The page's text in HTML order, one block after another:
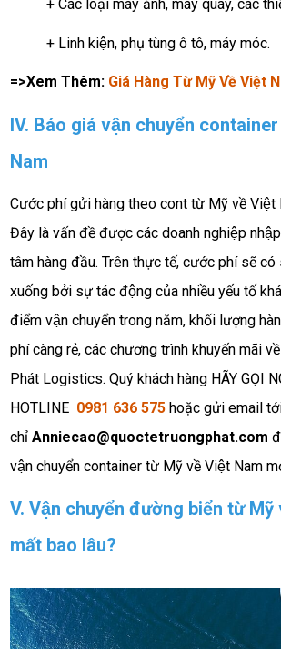
+ Các loại máy ảnh, máy quay, các
+ Linh kiện, phụ tùng ô tô, máy móc.
=>Xem Thêm: Giá Hàng Từ Mỹ Về Việt
IV. Báo giá vận chuyển
Nam
Cước phí gửi hàng theo cont từ Mỹ về Việt
Đây là vấn đề được các doanh nghiệp
tâm hàng đầu. Trên thực tế, cước phí sẽ
xuống bởi sự tác động của nhiều yếu tố
điểm vận chuyển trong năm, khối lượng
phí càng rẻ, các chương trình khuyến mãi
Phát Logistics. Quý khách hàng HÃY GỌI
HOTLINE 0981 636 575 hoặc gửi email
chỉAnniecao@quoctetruongphat.com
vận chuyển container từ Mỹ về Việt Nam
V. Vận chuyển đường biển từ Mỹ
mất bao lâu?